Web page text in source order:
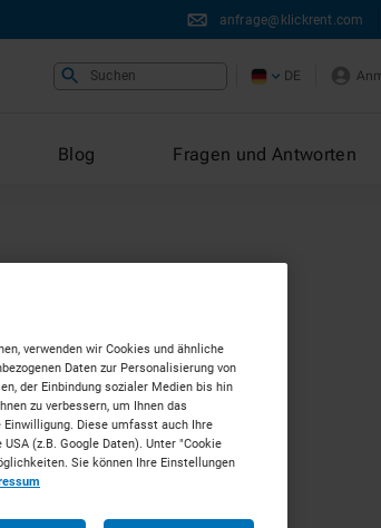
anfrage@klickrent.com
Suchen DE
Blog Fragen und Antworten
verwenden wir Cookies und ähnliche
Daten zur Personalisierung von
der Einbindung sozialer Medien bis hin
zu verbessern, um Ihnen das
Diese umfasst auch Ihre
(z.B. Google Daten). Unter "Cookie
Sie können Ihre Einstellungen